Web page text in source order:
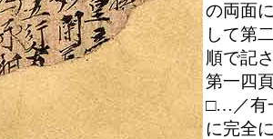
の両面
して第
順で記
第一四
□…／有
に完全